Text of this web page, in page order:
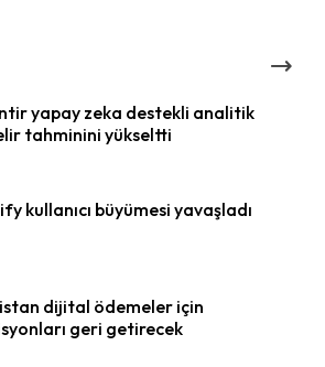
yapay zeka destekli analitik
tahminini yükseltti
kullanıcı büyümesi yavaşladı
dijital ödemeler için
geri getirecek